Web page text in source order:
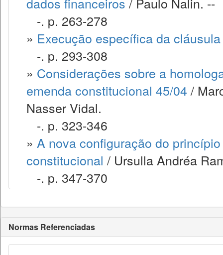
-. p. 263-278
» Execução específica da
-. p. 293-308
» Considerações sobre a
emenda constitucional 45/04 /
Nasser Vidal.
-. p. 323-346
» A nova configuração do
constitucional / Ursulla Andréa
-. p. 347-370
Normas Referenciadas